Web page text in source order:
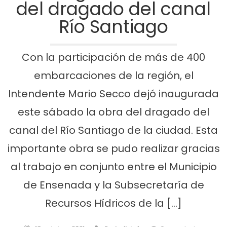
del dragado del canal
Río Santiago
Con la participación de más de 400
embarcaciones de la región, el
Intendente Mario Secco dejó inaugurada
este sábado la obra del dragado del
canal del Río Santiago de la ciudad. Esta
importante obra se pudo realizar gracias
al trabajo en conjunto entre el Municipio
de Ensenada y la Subsecretaría de
Recursos Hídricos de la […]